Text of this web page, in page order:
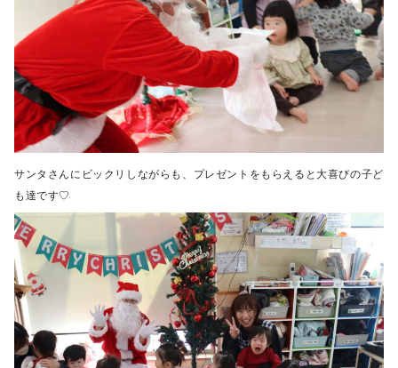
サンタさんにビックリしながらも、プレゼントをもらえると大喜びの子ど
も達です♡